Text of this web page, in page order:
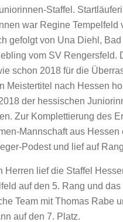
Staffel.
war Regine Tempelfeld
gefolgt von Una Diehl,
vom SV Rengersfeld.
schon 2018 für die
Meistertitel nach Hessen
der hessischen
Zur Komplettierung des
Mannschaft aus Hessen
Podest und lief auf
Herren lief die Staffel
auf den 5. Rang und
Team mit Thomas Rabe
auf den 7. Platz.